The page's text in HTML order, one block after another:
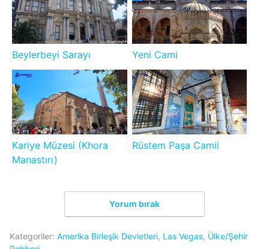
Beylerbeyi Sarayı Yeni Cami
Kariye Müzesi (Khora
Manastırı)
Rüstem Paşa Camii
Yorum bırak
Kategoriler: Amerika Birleşik Devletleri, Las Vegas, Ülke/Şehir